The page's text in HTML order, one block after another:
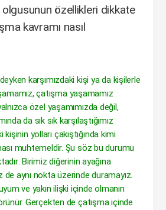
olgusunun özellikleri dikkate
kavramı nasıl
karşımızdaki kişi ya da kişilerle
çatışma yaşamamız
özel yaşamımızda değil,
da sık sık karşılaştığımız
yolları çakıştığında kimi
muhtemeldir. Şu söz bu durumu
Birimiz diğerinin ayağına
aynı nokta üzerinde duramayız.
ve yakın ilişki içinde olmanın
Gerçekten de çatışma içinde